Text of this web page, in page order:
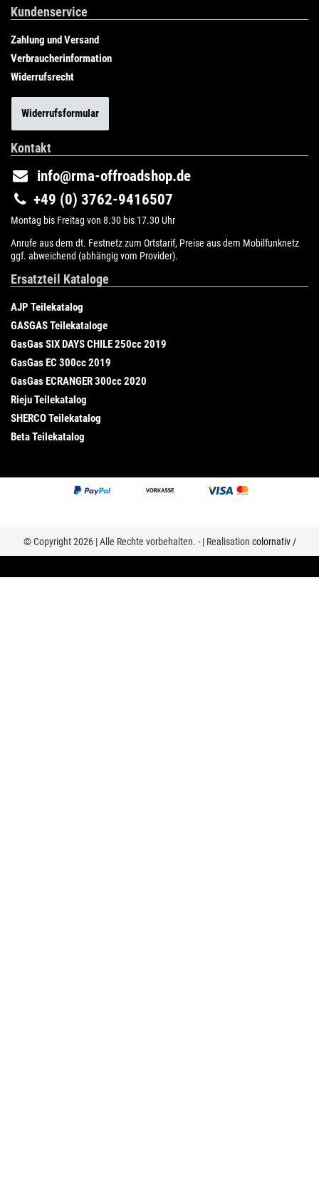
Kundenservice
Zahlung und Versand
Verbraucherinformation
Widerrufsrecht
Widerrufsformular
Kontakt
info@rma-offroadshop.de
+49 (0) 3762-9416507
Montag bis Freitag von 8.30 bis 17.30 Uhr
Anrufe aus dem dt. Festnetz zum Ortstarif, Preise aus dem Mobilfunknetz
ggf. abweichend (abhängig vom Provider).
Ersatzteil Kataloge
AJP Teilekatalog
GASGAS Teilekataloge
GasGas SIX DAYS CHILE 250cc 2019
GasGas EC 300cc 2019
GasGas ECRANGER 300cc 2020
Rieju Teilekatalog
SHERCO Teilekatalog
Beta Teilekatalog
© Copyright 2026 | Alle Rechte vorbehalten. - | Realisation colornativ /